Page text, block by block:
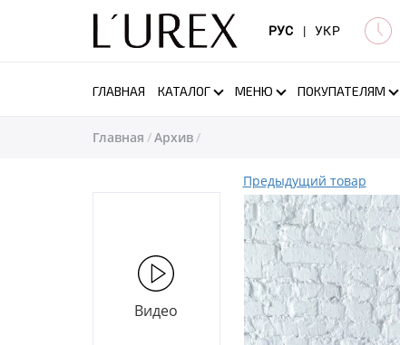
РУС | УКР
ГЛАВНАЯ КАТАЛОГ МЕНЮ ПОКУПАТЕЛЯМ
Главная Архив
Видео
Предыдущий товар